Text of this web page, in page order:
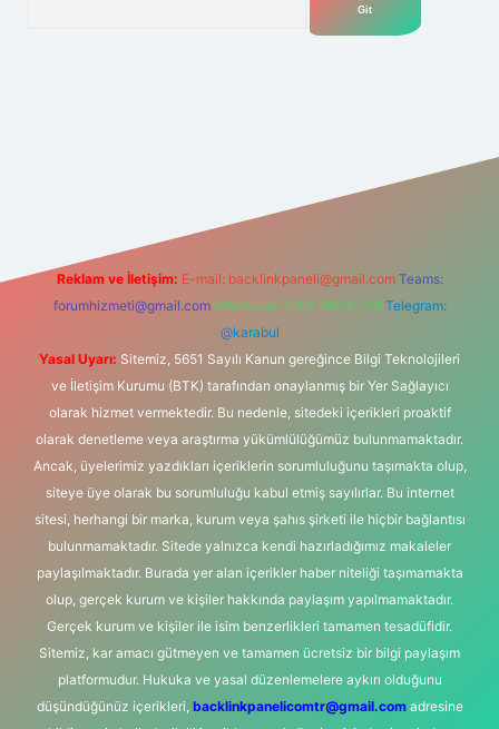
m elexbet
Reklam ve İletişim: E-mail: backlinkpaneli@gmail.com Teams:
forumhizmeti@gmail.com Whatsapp: 0262 606 0 726 Telegram:
@karabul
Yasal Uyarı: Sitemiz, 5651 Sayılı Kanun gereğince Bilgi Teknolojileri
ve İletişim Kurumu (BTK) tarafından onaylanmış bir Yer Sağlayıcı
olarak hizmet vermektedir. Bu nedenle, sitedeki içerikleri proaktif
olarak denetleme veya araştırma yükümlülüğümüz bulunmamaktadır.
Ancak, üyelerimiz yazdıkları içeriklerin sorumluluğunu taşımakta olup,
siteye üye olarak bu sorumluluğu kabul etmiş sayılırlar. Bu internet
sitesi, herhangi bir marka, kurum veya şahıs şirketi ile hiçbir bağlantısı
bulunmamaktadır. Sitede yalnızca kendi hazırladığımız makaleler
paylaşılmaktadır. Burada yer alan içerikler haber niteliği taşımamakta
olup, gerçek kurum ve kişiler hakkında paylaşım yapılmamaktadır.
Gerçek kurum ve kişiler ile isim benzerlikleri tamamen tesadüfidir.
Sitemiz, kar amacı gütmeyen ve tamamen ücretsiz bir bilgi paylaşım
platformudur. Hukuka ve yasal düzenlemelere aykırı olduğunu
düşündüğünüz içerikleri, backlinkpanelicomtr@gmail.comadresine